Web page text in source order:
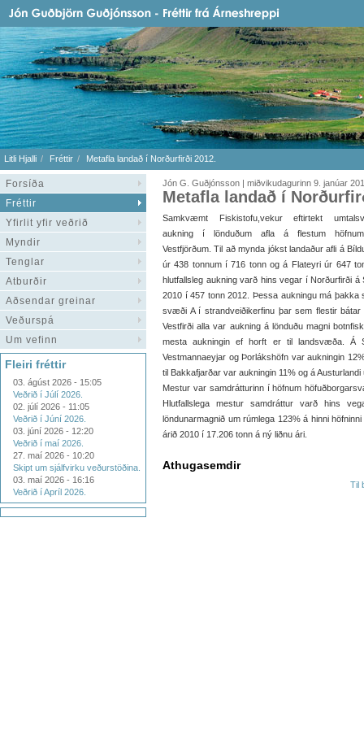
Litli Hjalli Fréttir Metafla landað í Norðurfirði 2012.
Forsíða
Fréttir
Yfirlit yfir veðrið
Myndir
Tenglar
Atburðir
Aðsendar greinar
Veðurspá
Um vefinn
Fleiri fréttir
03. ágúst 2026 - 15:05
Veðrið í Júlí 2026.
02. júlí 2026 - 11:05
Veðrið í Júní 2026.
03. júní 2026 - 12:20
Veðrið í maí 2026.
27. maí 2026 - 10:20
Skipt um sjálfvirku veðurstöðina.
03. maí 2026 - 16:16
Veðrið í Apríl 2026.
Jón G. Guðjónsson | miðvikudagurinn 9. janúar
Metafla landað í
Samkvæmt Fiskistofu,vekur eftirtekt
aukning í lönduðum afla á flestum
Vestfjörðum. Til að mynda jókst landaður afli á
úr 438 tonnum í 716 tonn og á Flateyri úr 647
hlutfallsleg aukning varð hins vegar í Norðurfirði
2010 í 457 tonn 2012. Þessa aukningu má þakka
svæði A í strandveiðikerfinu þar sem flestir
Vestfirði alla var aukning á lönduðu magni
mesta aukningin ef horft er til landsvæða. Á
Vestmannaeyjar og Þorlákshöfn var aukningin
til Bakkafjarðar var aukningin 11% og á
Mestur var samdrátturinn í höfnum
Hlutfallslega mestur samdráttur varð hins
löndunarmagnið um rúmlega 123% á hinni
árið 2010 í 17.206 tonn á ný liðnu ári.
Athugasemdir
Til